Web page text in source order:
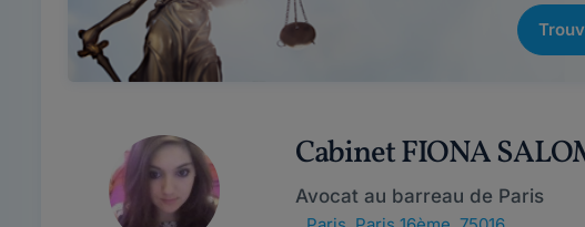
Cabinet FIONA
Avocat au barreau de Paris